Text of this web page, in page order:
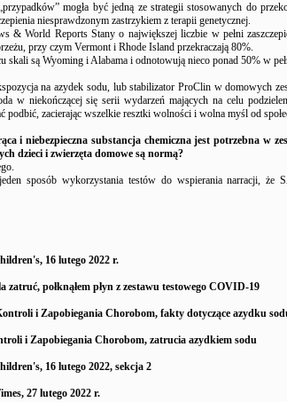
mogła być jedną ze strategii stosowanych do
niesprawdzonym zastrzykiem z terapii genetycznej.
& World Reports Stany o największej liczbie w pełni
przy czym Vermont i Rhode Island przekraczają 80%.
skali są Wyoming i Alabama i odnotowują nieco ponad 50% w
na azydek sodu, lub stabilizator ProClin w domowych
w niekończącej się serii wydarzeń mających na celu
podbić, zacierając wszelkie resztki wolności i wolna myśl od
i niebezpieczna substancja chemiczna jest potrzebna w
dzieci i zwierzęta domowe są normą?
sposób wykorzystania testów do wspierania narracji, że
16 lutego 2022 r.
zatruć, połknąłem płyn z zestawu testowego COVID-19
i Zapobiegania Chorobom, fakty dotyczące azydku
i Zapobiegania Chorobom, zatrucia azydkiem sodu
16 lutego 2022, sekcja 2
27 lutego 2022 r.